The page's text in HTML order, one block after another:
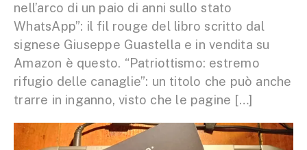
nell’arco di un paio di anni sullo stato
WhatsApp”: il fil rouge del libro scritto dal
signese Giuseppe Guastella e in vendita su
Amazon è questo. “Patriottismo: estremo
rifugio delle canaglie”: un titolo che può anche
trarre in inganno, visto che le pagine […]